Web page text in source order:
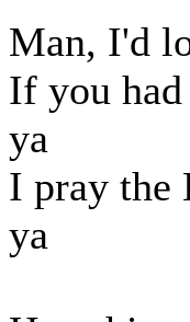
Man, I'd
If you
ya
I pray the
ya